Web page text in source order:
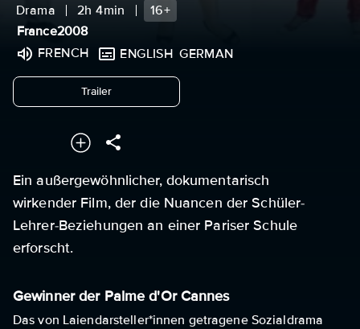
Drama
2h 4min
16+
France2008
FRENCH
ENGLISH GERMAN
Trailerundefined
Ein außergewöhnlicher, dokumentarisch
wirkender Film, der die Nuancen der Schüler-
Lehrer-Beziehungen an einer Pariser Schule
erforscht.
Gewinner der Palme d'Or Cannes
Das von Laiendarsteller*innen getragene Sozialdrama